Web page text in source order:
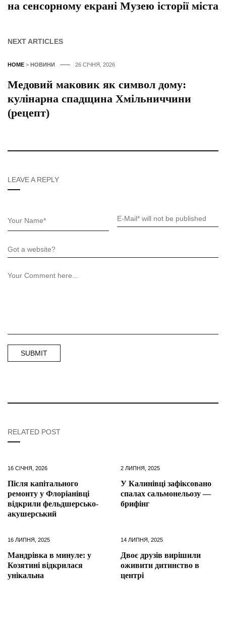
на сенсорному екрані Музею історії міста
NEXT ARTICLES
HOME > НОВИНИ 26 СІЧНЯ, 2026
Медовий маковик як символ дому:
кулінарна спадщина Хмільниччини
(рецепт)
LEAVE A REPLY
RELATED POST
16 СІЧНЯ, 2026
Після капітального
ремонту у Флоріанівці
відкрили фельдшерсько-
акушерський
2 ЛИПНЯ, 2025
У Калинівці зафіксовано
спалах сальмонельозу —
брифінг
16 ЛИПНЯ, 2025
Мандрівка в минуле: у
Козятині відкрилася
унікальна
14 ЛИПНЯ, 2025
Двоє друзів вирішили
оживити дитинство в
центрі